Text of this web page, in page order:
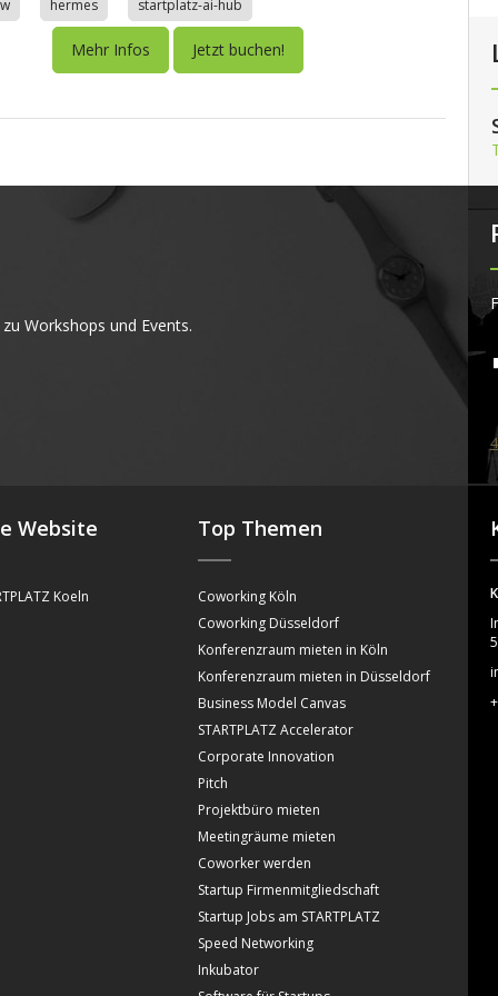
hermes startplatz-ai-hub
Mehr Infos Jetzt buchen!
Workshops und Events.
Website
Koeln
Top Themen
Coworking Köln
Coworking Düsseldorf
Konferenzraum mieten in Köln
Konferenzraum mieten in Düsseldorf
Business Model Canvas
STARTPLATZ Accelerator
Corporate Innovation
Pitch
Projektbüro mieten
Meetingräume mieten
Coworker werden
Startup Firmenmitgliedschaft
Startup Jobs am STARTPLATZ
Speed Networking
Inkubator